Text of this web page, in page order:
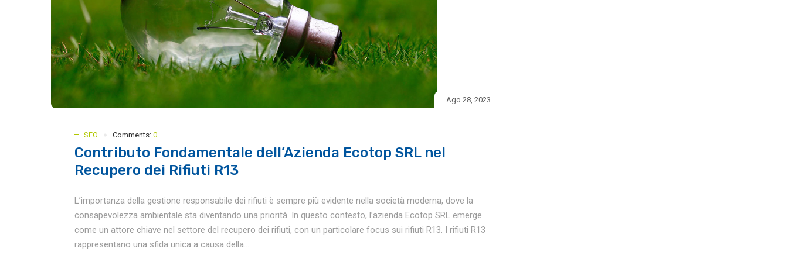
Ago 28, 2023
SEO Comments: 0
Contributo Fondamentale dell’Azienda Ecotop SRL nel
Recupero dei Rifiuti R13
L’importanza della gestione responsabile dei rifiuti è sempre più evidente nella società moderna, dove la
consapevolezza ambientale sta diventando una priorità. In questo contesto, l’azienda Ecotop SRL emerge
come un attore chiave nel settore del recupero dei rifiuti, con un particolare focus sui rifiuti R13. I rifiuti R13
rappresentano una sfida unica a causa della...